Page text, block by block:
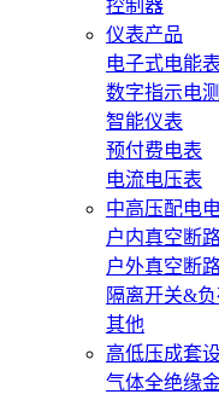
控制器
仪表产品
电子式电能表
数字指示电
智能仪表
预付费电表
电流电压表
中高压配电
户内真空断
户外真空断
隔离开关&
其他
高低压成套
气体全绝缘